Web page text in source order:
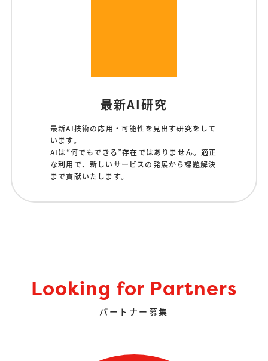
最新AI研究
最新AI技術の応用・可能性を見出す研究をして
います。
AIは“何でもできる”存在ではありません。適正
な利用で、新しいサービスの発展から課題解決
まで貢献いたします。
Looking for Partners
パートナー募集